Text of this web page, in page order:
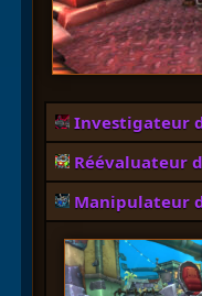
Investigateur
Réévaluateur
Manipulateur